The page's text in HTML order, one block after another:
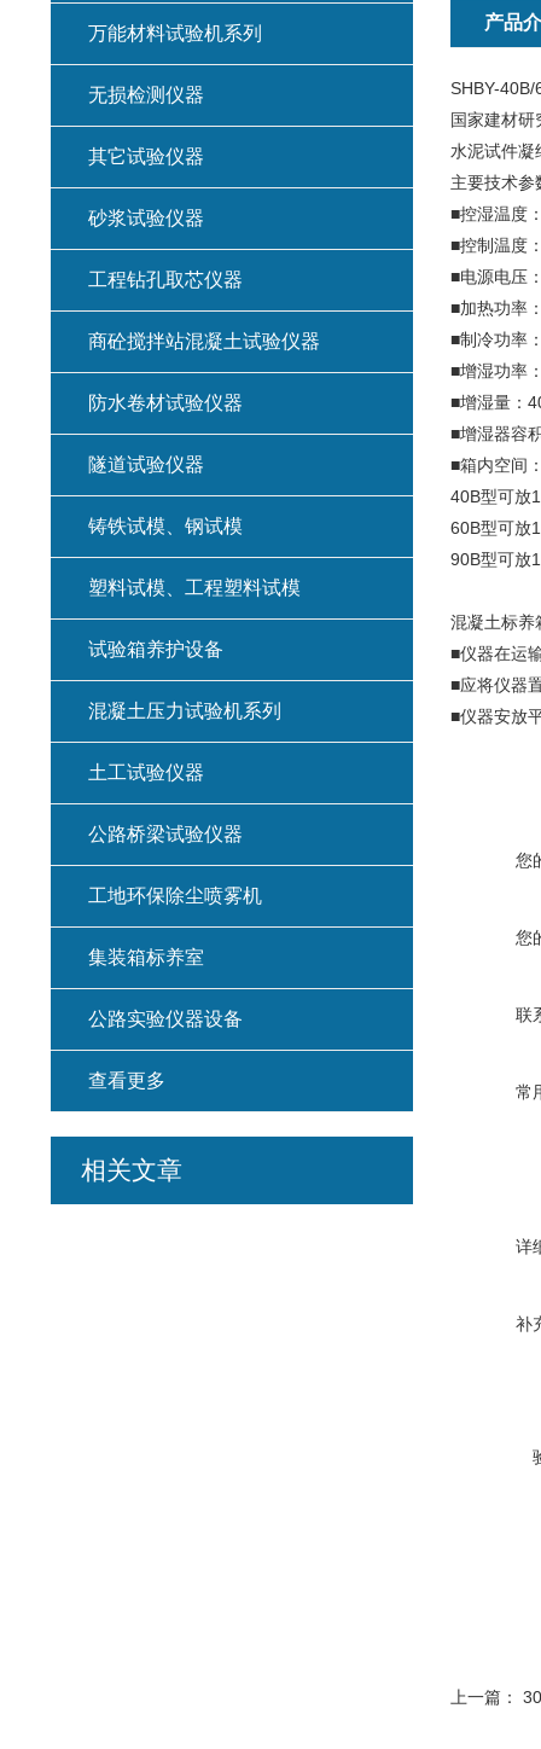
产品
SHBY-
国家建材
水泥试件凝
主要技术参
■控湿温度
■控制温度
■电源电压
■加热功率
■制冷功率
■增湿功率
■增湿量：
■增湿器容
■箱内空间
40B型可放
60B型可放
90B型可放
混凝土标养
■仪器在运
■应将仪器
■仪器安放
您
您
联
常
详
补
上一篇：
万能材料试验机系列
无损检测仪器
其它试验仪器
砂浆试验仪器
工程钻孔取芯仪器
商砼搅拌站混凝土试验仪器
防水卷材试验仪器
隧道试验仪器
铸铁试模、钢试模
塑料试模、工程塑料试模
试验箱养护设备
混凝土压力试验机系列
土工试验仪器
公路桥梁试验仪器
工地环保除尘喷雾机
集装箱标养室
公路实验仪器设备
查看更多
相关文章